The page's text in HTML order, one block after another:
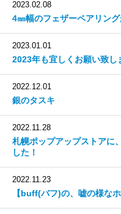
2023.02.08
4㎜幅のフェザーペアリング
2023.01.01
2023年も宜しくお願い致し
2022.12.01
銀のタスキ
2022.11.28
札幌ポップアップストアに
した！
2022.11.23
【buff(バフ)の、嘘の様なホ